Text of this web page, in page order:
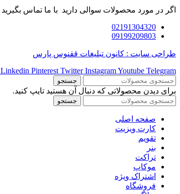
اگر در مورد محصولات سوالی دارید با ما تماس بگیرید
02191304320
09199209803
طراحی سایت : کانون تبلیغات ققنوس پارس
Linkedin Pinterest Twitter InstagramYoutube Telegram
جستجو
برای دیدن محصولاتی که دنبال آن هستید تایپ کنید.
جستجو
صفحه اصلی
کارت ویزیت
تقویم
بنر
تراکت
موکاپ
اشتراک ویژه
فروشگاه